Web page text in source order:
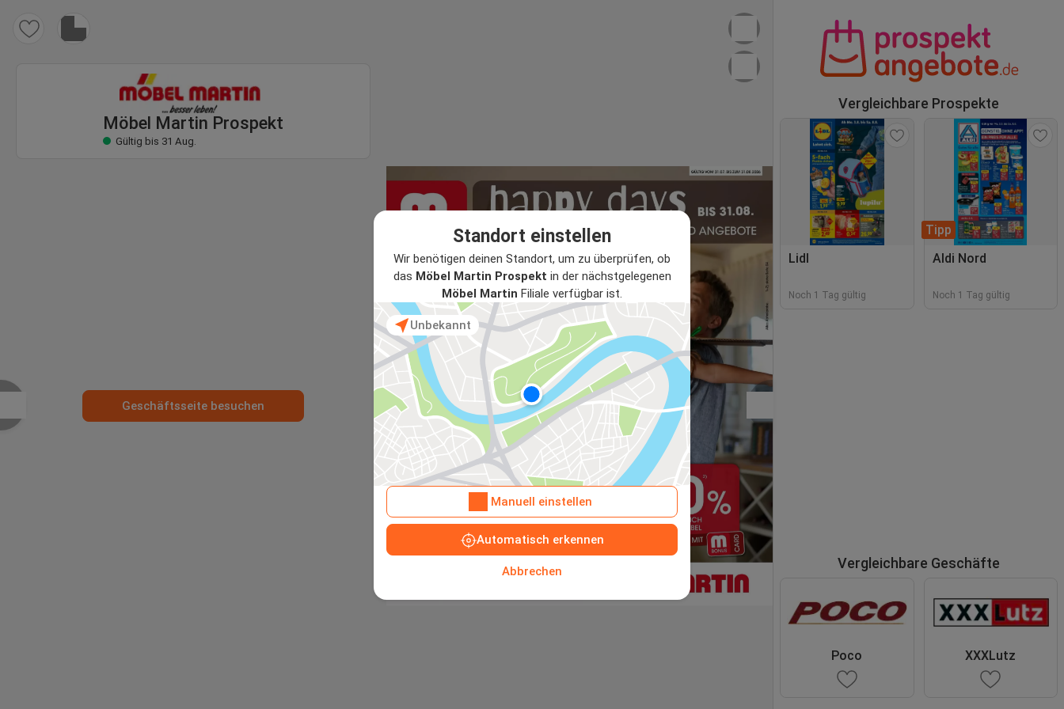
Standort einstellen
Wir benötigen deinen Standort, um zu überprüfen, ob
das Möbel Martin Prospekt in der nächstgelegenen
Möbel Martin Filiale verfügbar ist.
Unbekannt
Manuell einstellen
Automatisch erkennen
Abbrechen
Möbel Martin Prospekt
Möbel Martin Prospekt
Gültig bis 31 Aug.
Geschäftsseite besuchen
Vergleichbare Prospekte
Lidl
Noch 1 Tag gültig
Tipp
Aldi Nord
Noch 1 Tag gültig
Vergleichbare Geschäfte
Poco XXXLutz